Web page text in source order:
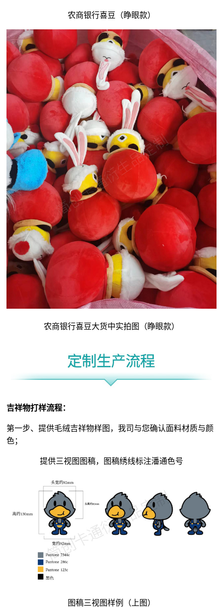
农商银行喜豆（睁眼款）
农商银行喜豆大货中实拍图（睁眼款）
吉祥物打样流程：
第一步、提供毛绒吉祥物样图，我司与您确认面料材质与颜
色；
提供三视图图稿，图稿绣线标注潘通色号
图稿三视图样例（上图）